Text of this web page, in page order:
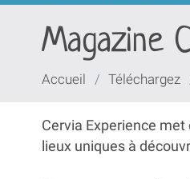
Tagliata
Magazine
Vous
Accueil / Téléchargez
Cervia Experience
lieux uniques à